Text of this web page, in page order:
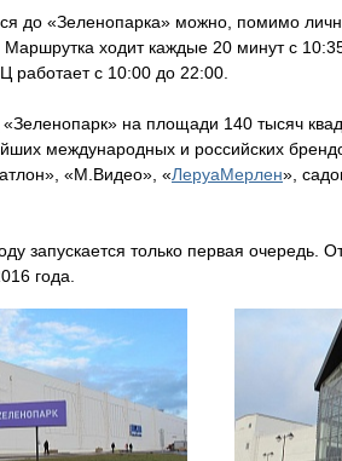
до «Зеленопарка» можно, помимо
ходит каждые 20 минут с
работает с 10:00 до 22:00.
на площади 140 тысяч
международных и российских
«М.Видео», «ЛеруаМерлен»,
запускается только первая очередь.
года.